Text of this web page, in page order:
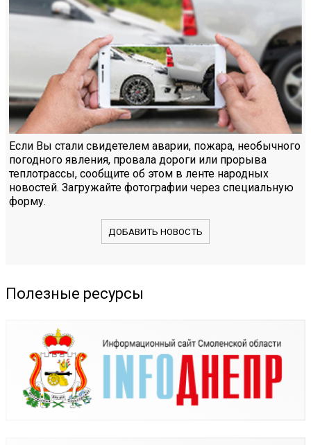
Если Вы стали свидетелем аварии, пожара, необычного
погодного явления, провала дороги или прорыва
теплотрассы, сообщите об этом в ленте народных
новостей. Загружайте фотографии через специальную
форму.
ДОБАВИТЬ НОВОСТЬ
Полезные ресурсы